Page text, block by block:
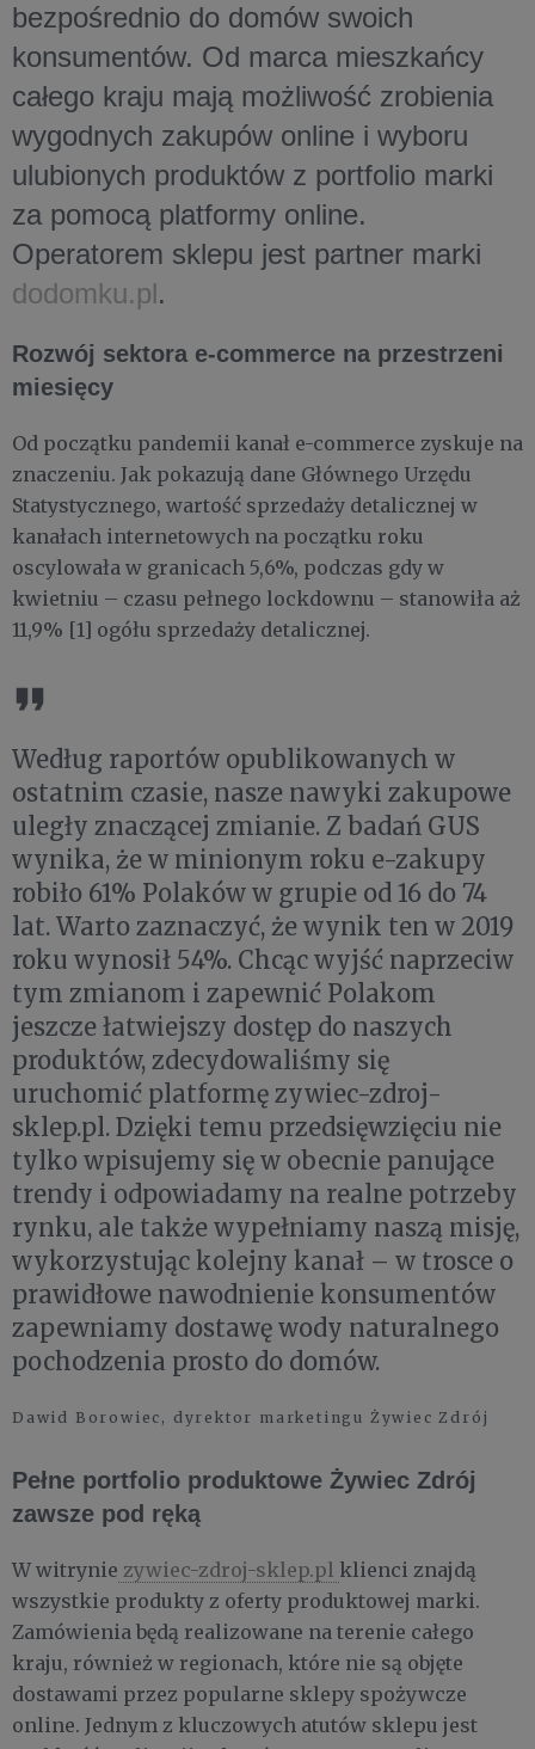
bezpośrednio do domów swoich
konsumentów. Od marca mieszkańcy
całego kraju mają możliwość zrobienia
wygodnych zakupów online i wyboru
ulubionych produktów z portfolio marki
za pomocą platformy online.
Operatorem sklepu jest partner marki
dodomku.pl.
Rozwój sektora e-commerce na przestrzeni
miesięcy
Od początku pandemii kanał e-commerce zyskuje na
znaczeniu. Jak pokazują dane Głównego Urzędu
Statystycznego, wartość sprzedaży detalicznej w
kanałach internetowych na początku roku
oscylowała w granicach 5,6%, podczas gdy w
kwietniu – czasu pełnego lockdownu – stanowiła aż
11,9% [1] ogółu sprzedaży detalicznej.
Według raportów opublikowanych w
ostatnim czasie, nasze nawyki zakupowe
uległy znaczącej zmianie. Z badań GUS
wynika, że w minionym roku e-zakupy
robiło 61% Polaków w grupie od 16 do 74
lat. Warto zaznaczyć, że wynik ten w 2019
roku wynosił 54%. Chcąc wyjść naprzeciw
tym zmianom i zapewnić Polakom
jeszcze łatwiejszy dostęp do naszych
produktów, zdecydowaliśmy się
uruchomić platformę zywiec-zdroj-
sklep.pl. Dzięki temu przedsięwzięciu nie
tylko wpisujemy się w obecnie panujące
trendy i odpowiadamy na realne potrzeby
rynku, ale także wypełniamy naszą misję,
wykorzystując kolejny kanał – w trosce o
prawidłowe nawodnienie konsumentów
zapewniamy dostawę wody naturalnego
pochodzenia prosto do domów.
Dawid Borowiec, dyrektor marketingu Żywiec Zdrój
Pełne portfolio produktowe Żywiec Zdrój
zawsze pod ręką
W witrynie zywiec-zdroj-sklep.pl klienci znajdą
wszystkie produkty z oferty produktowej marki.
Zamówienia będą realizowane na terenie całego
kraju, również w regionach, które nie są objęte
dostawami przez popularne sklepy spożywcze
online. Jednym z kluczowych atutów sklepu jest